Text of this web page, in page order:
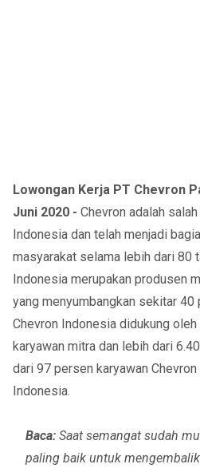
Lowongan Kerja PT Chevron
Juni 2020 - Chevron adalah
Indonesia dan telah menjadi
masyarakat selama lebih dari 80
Indonesia merupakan produsen
yang menyumbangkan sekitar
Chevron Indonesia didukung
karyawan mitra dan lebih dari
dari 97 persen karyawan
Indonesia.
Baca: Saat semangat sudah
paling baik untuk